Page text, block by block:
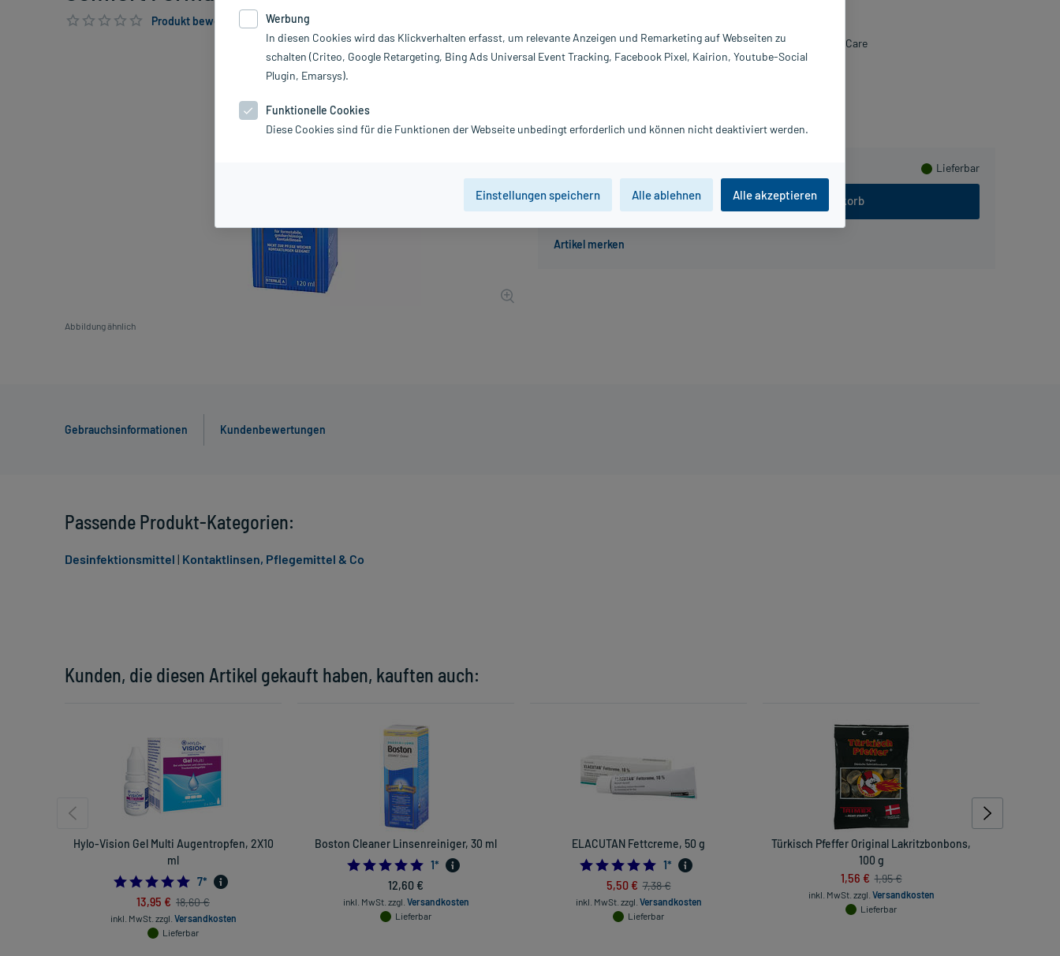
Produkt bewerten & PlusHerzen sichern
Abbildung ähnlich
Grundpreis: 92,25 € / l
Lieferbar
In den Warenkorb
Hersteller:
BAUSCH & LOMB GmbH Vision Care
Gebrauchsinformationen Kundenbewertungen
Kunden, die diesen Artikel gekauft haben, kauften auch:
Hylo-Vision Gel Multi Augentropfen, 2X10
ml
4.857142857142857
7*
13,95 € 18,60 €
inkl. MwSt. zzgl. Versandkosten
Lieferbar
Boston Cleaner Linsenreiniger, 30 ml
5.0
1*
12,60 €
inkl. MwSt. zzgl. Versandkosten
Lieferbar
ELACUTAN Fettcreme, 50 g
5.0
1*
5,50 € 7,38 €
inkl. MwSt. zzgl. Versandkosten
Lieferbar
Türkisch Pfeffer Original Lakritzbonbons,
100 g
1,56 € 1,95 €
inkl. MwSt. zzgl. Versandkosten
Lieferbar
Passende Produkt-Kategorien:
Desinfektionsmittel | Kontaktlinsen, Pflegemittel & Co
Werbung
In diesen Cookies wird das Klickverhalten erfasst, um relevante Anzeigen und Remarketing auf Webseiten zu
schalten (Criteo, Google Retargeting, Bing Ads Universal Event Tracking, Facebook Pixel, Kairion, Youtube-Social
Plugin, Emarsys).
Funktionelle Cookies
Diese Cookies sind für die Funktionen der Webseite unbedingt erforderlich und können nicht deaktiviert werden.
Einstellungen speichern Alle ablehnen Alle akzeptieren